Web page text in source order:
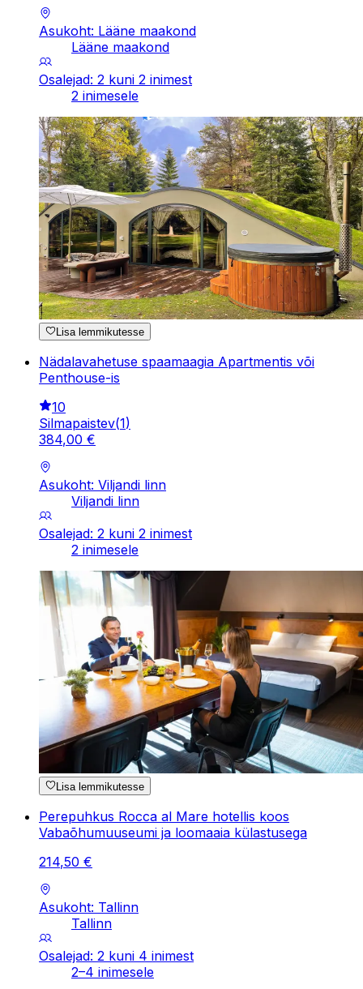
Asukoht: Lääne maakond
Lääne maakond
Osalejad: 2 kuni 2 inimest
2 inimesele
Lisa lemmikutesse
Nädalavahetuse spaamaagia Apartmentis või
Penthouse-is
10
Silmapaistev(1)
384,00 €
Asukoht: Viljandi linn
Viljandi linn
Osalejad: 2 kuni 2 inimest
2 inimesele
Lisa lemmikutesse
Perepuhkus Rocca al Mare hotellis koos
Vabaõhumuuseumi ja loomaaia külastusega
214,50 €
Asukoht: Tallinn
Tallinn
Osalejad: 2 kuni 4 inimest
2–4 inimesele